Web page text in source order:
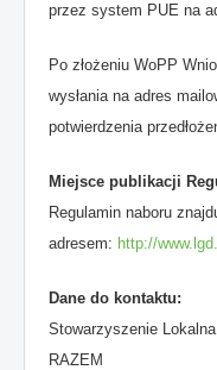
przez system PUE na
Po złożeniu WoPP
wysłania na adres
potwierdzenia
Miejsce publikacji
Regulamin naboru
adresem: http://
Dane do kontaktu:
Stowarzyszenie
RAZEM